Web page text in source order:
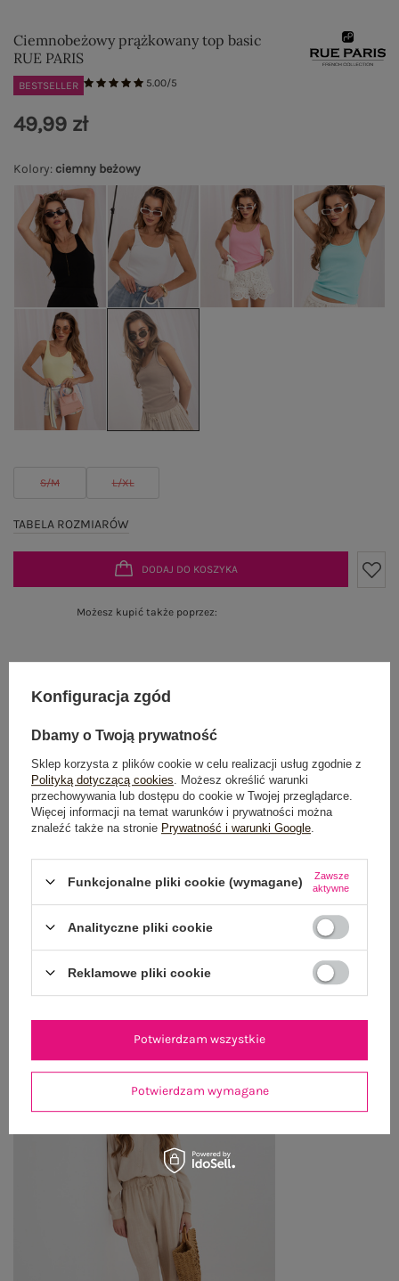
Ciemnobeżowy prążkowany top basic
RUE PARIS
BESTSELLER 5.00/5
Kolory: ciemny beżowy
S/M L/XL
TABELA ROZMIARÓW
49,99 zł
DODAJ DO KOSZYKA
Możesz kupić także poprzez:
Produkt niedostępny
OPIS PRODUKTU
GŁÓWNE PARAMETRY
OPINIE O PRODUKCIE (1)
WYSYŁKA I DOSTAWA
PRODUKTY ZE STYLIZACJI
Konfiguracja zgód
Dbamy o Twoją prywatność
Sklep korzysta z plików cookie w celu realizacji usług zgodnie z
Polityką dotyczącą cookies . Możesz określić warunki
przechowywania lub dostępu do cookie w Twojej przeglądarce.
Więcej informacji na temat warunków i prywatności można
znaleźć także na stronie Prywatność i warunki Google
Funkcjonalne pliki cookie (wymagane)
Zawsze
aktywne
Analityczne pliki cookie
Reklamowe pliki cookie
Potwierdzam wymagane
Potwierdzam wszystkie